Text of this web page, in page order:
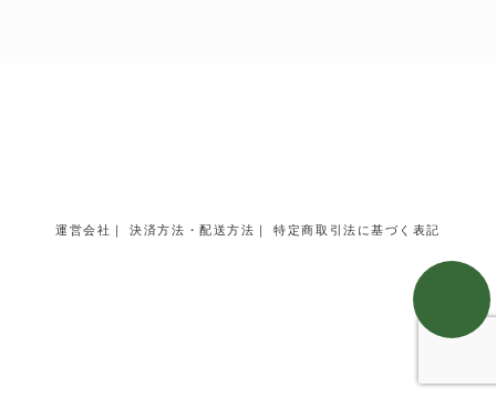
運営会社 ｜決済方法・配送方法 ｜特定商取引法に基づく表記